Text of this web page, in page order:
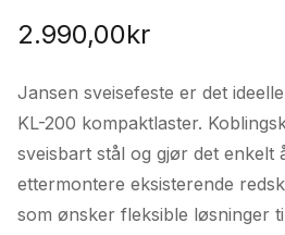
2.990,00kr
Jansen sveisefeste er det
KL-200 kompaktlaster.
sveisbart stål og gjør det enkelt
ettermontere eksisterende
som ønsker fleksible løsninger